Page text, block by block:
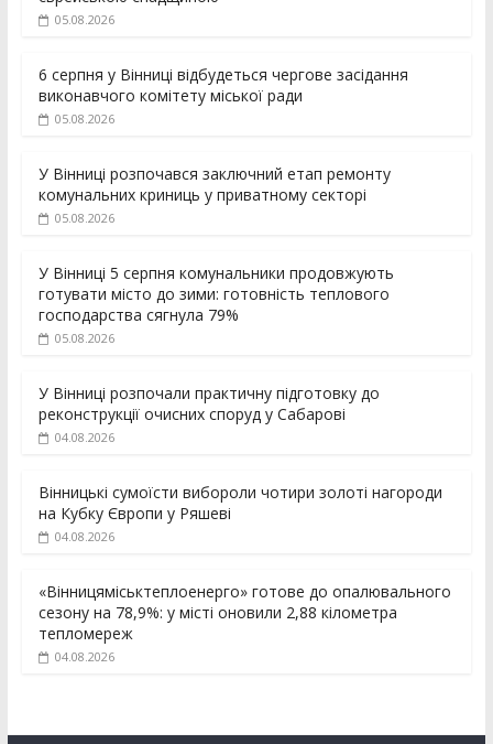
05.08.2026
6 серпня у Вінниці відбудеться чергове засідання
виконавчого комітету міської ради
05.08.2026
У Вінниці розпочався заключний етап ремонту
комунальних криниць у приватному секторі
05.08.2026
У Вінниці 5 серпня комунальники продовжують
готувати місто до зими: готовність теплового
господарства сягнула 79%
05.08.2026
У Вінниці розпочали практичну підготовку до
реконструкції очисних споруд у Сабарові
04.08.2026
Вінницькі сумоїсти вибороли чотири золоті нагороди
на Кубку Європи у Ряшеві
04.08.2026
«Вінницяміськтеплоенерго» готове до опалювального
сезону на 78,9%: у місті оновили 2,88 кілометра
тепломереж
04.08.2026